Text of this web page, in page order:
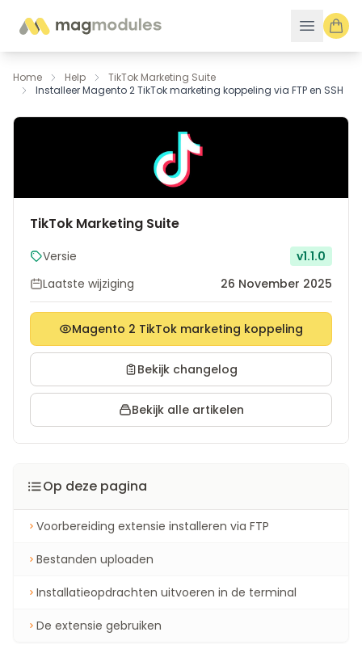
Home Help
TikTok Marketing Suite
Installeer Magento 2 TikTok marketing koppeling via FTP en SSH
TikTok Marketing Suite
Versie
v1.1.0
Laatste wijziging
26 November 2025
Magento 2 TikTok marketing koppeling
Bekijk changelog
Bekijk alle artikelen
Op deze pagina
Voorbereiding extensie installeren via FTP
Bestanden uploaden
Installatieopdrachten uitvoeren in de terminal
De extensie gebruiken